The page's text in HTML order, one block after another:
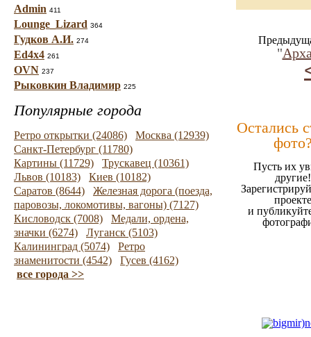
Admin 411
Lounge_Lizard 364
Гудков А.И. 274
Ed4x4 261
OVN 237
Рыковкин Владимир 225
Популярные города
Ретро открытки (24086)
Москва (12939)
Санкт-Петербург (11780)
Картины (11729)
Трускавец (10361)
Львов (10183)
Киев (10182)
Саратов (8644)
Железная дорога (поезда,
паровозы, локомотивы, вагоны) (7127)
Кисловодск (7008)
Медали, ордена,
значки (6274)
Луганск (5103)
Калининград (5074)
Ретро
знаменитости (4542)
Гусев (4162)
все города >>
"
Остались
Пусть их
другие!
проекте
и